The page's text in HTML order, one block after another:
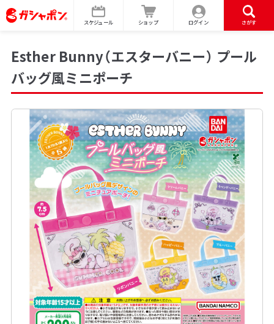
スケジュール ショップ ログイン さがす
Esther Bunny（エスターバニー） プール
バッグ風ミニポーチ